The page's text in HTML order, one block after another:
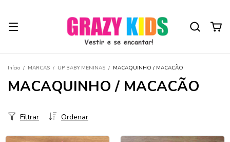
Início / MARCAS / UP BABY MENINAS / MACAQUINHO / MACACÃO
MACAQUINHO / MACACÃO
Ordenar
Filtrar